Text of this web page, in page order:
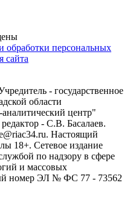
обработки персональных
сайта
- государственное
области
центр"
- С.В. Басалаев.
Настоящий
18+. Сетевое издание
по надзору в сфере
и массовых
номер ЭЛ № ФС 77 - 73562